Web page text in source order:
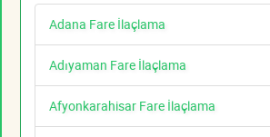
Adana Fare İlaçlama
Adıyaman Fare İlaçlama
Afyonkarahisar Fare İlaçlama